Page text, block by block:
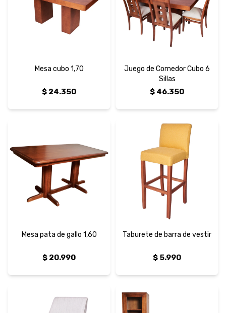
Mesa cubo 1,70
$ 24.350
Juego de Comedor Cubo 6
Sillas
$ 46.350
Mesa pata de gallo 1,60
$ 20.990
Taburete de barra de vestir
$ 5.990